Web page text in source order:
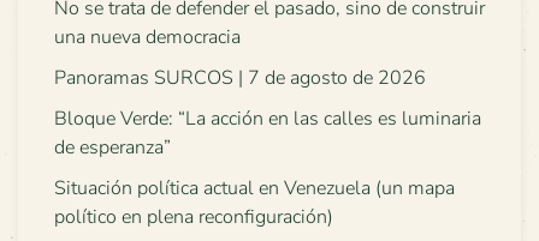
No se trata de defender el pasado, sino de construir
una nueva democracia
Panoramas SURCOS | 7 de agosto de 2026
Bloque Verde: “La acción en las calles es luminaria
de esperanza”
Situación política actual en Venezuela (un mapa
político en plena reconfiguración)